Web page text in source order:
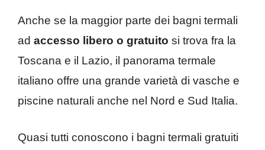
Anche se la maggior parte dei bagni termali
ad accesso libero o gratuito si trova fra la
Toscana e il Lazio, il panorama termale
italiano offre una grande varietà di vasche e
piscine naturali anche nel Nord e Sud Italia.
Quasi tutti conoscono i bagni termali gratuiti